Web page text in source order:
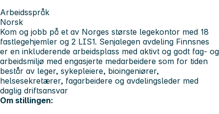
Arbeidsspråk
Norsk
Kom og jobb på et av Norges største legekontor med 18
fastlegehjemler og 2 LIS1. Senjalegen avdeling Finnsnes
er en inkluderende arbeidsplass med aktivt og godt fag- og
arbeidsmiljø med engasjerte medarbeidere som for tiden
består av leger, sykepleiere, bioingeniører,
helsesekretærer, fagarbeidere og avdelingsleder med
daglig driftsansvar
Om stillingen: